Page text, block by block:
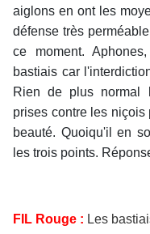
aiglons en ont les
défense très
ce moment.
bastiais car
Rien de plus normal
prises contre les
beauté. Quoiqu'il en
les trois points.
FIL Rouge : Les